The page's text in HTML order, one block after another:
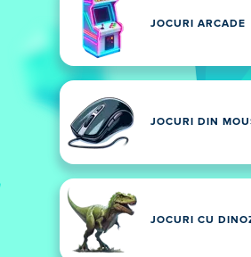
JOCURI ARCADE
JOCURI DIN
JOCURI CU